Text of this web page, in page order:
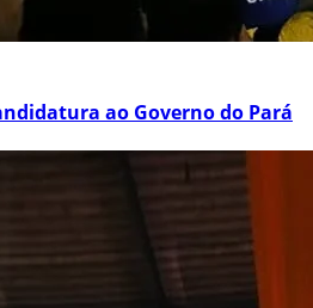
ao Governo do Pará